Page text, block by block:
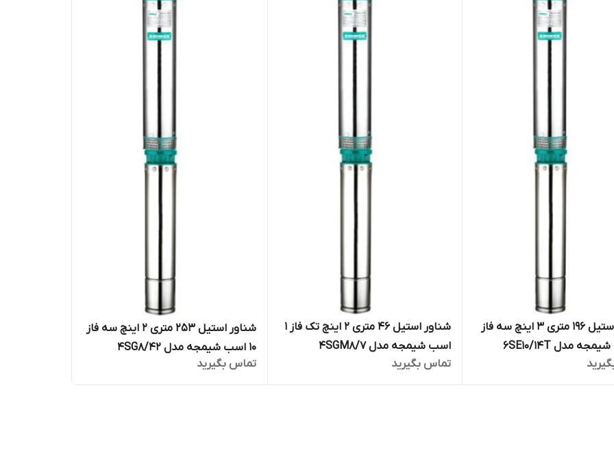
شناور استیل ۱۹۶ متری ۳ اینچ سه فاز
شناور استیل ۴۶ متری ۲ اینچ تک فاز ۱
اسب شیمجه مدل 4SGM8/7
تماس بگیرید
شناور استیل ۲۵۳ متری ۲ اینچ سه فاز
۱۰ اسب شیمجه مدل 4SG8/42
تماس بگیرید